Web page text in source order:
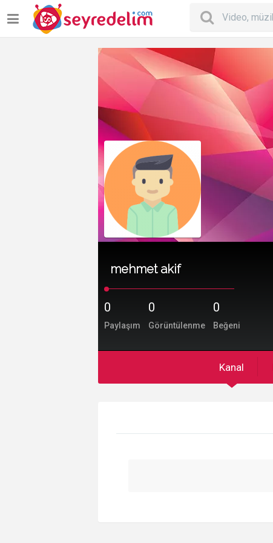
mehmet akif
0
Paylaşım
0
Görüntülenme
0
Beğeni
Kanal